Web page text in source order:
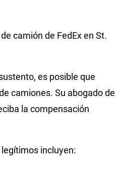
camión de FedEx en St.
es posible que
camiones. Su abogado de
la compensación
incluyen: